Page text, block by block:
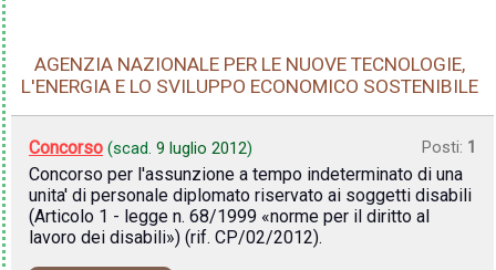
AGENZIA NAZIONALE PER LE NUOVE TECNOLOGIE,
L'ENERGIA E LO SVILUPPO ECONOMICO SOSTENIBILE
Concorso (scad. 9 luglio 2012) Posti: 1
Concorso per l'assunzione a tempo indeterminato di una
unita' di personale diplomato riservato ai soggetti disabili
(Articolo 1 - legge n. 68/1999 «norme per il diritto al
lavoro dei disabili») (rif. CP/02/2012).